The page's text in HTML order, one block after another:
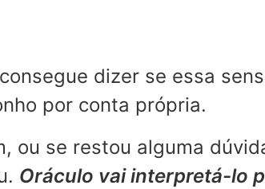
dizer se essa
por conta própria.
ou se restou alguma
Oráculo vai interpretá-lo